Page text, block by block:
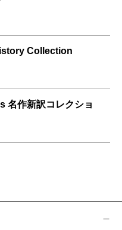
Collection
名作新訳コレクショ